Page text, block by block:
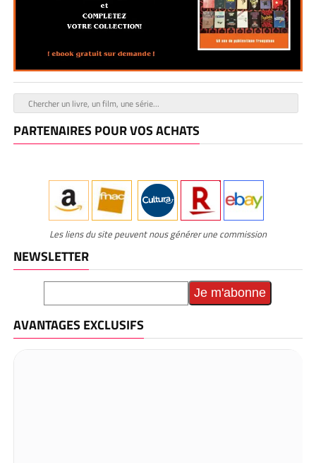
PARTENAIRES POUR VOS ACHATS
Les liens du site peuvent nous générer une commission
NEWSLETTER
AVANTAGES EXCLUSIFS